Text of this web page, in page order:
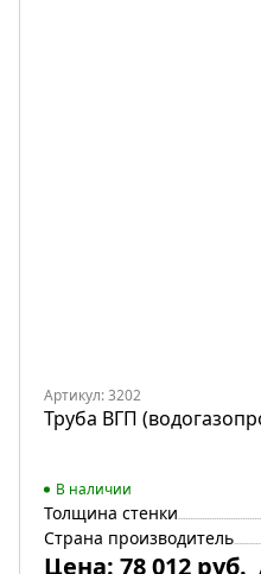
Артикул: 3202
Труба ВГП
В наличии
Толщина стенки
Страна производитель
Цена: 78 012 руб.